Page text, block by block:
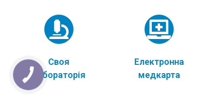
Своя
лабораторія
Електронна
медкарта